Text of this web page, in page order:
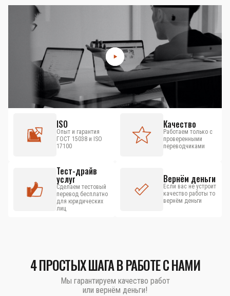
ISO
Опыт и гарантия
ГОСТ 15038 и ISO
17100
Качество
Работаем только с
проверенными
переводчиками
Тест-драйв
услуг
Сделаем тестовый
перевод бесплатно
для юридических
лиц
Вернём деньги
Если вас не устроит
качество работы то
вернём деньги
4 ПРОСТЫХ ШАГА В РАБОТЕ С НАМИ
Мы гарантируем качество работ
или вернём деньги!